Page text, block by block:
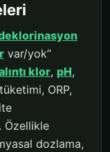
var/yok”
klor, pH,
ORP,
Özellikle
dozlama,